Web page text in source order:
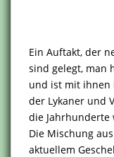
Ein Auftakt, der
sind gelegt, man
und ist mit ihnen
der Lykaner und
die
Die Mischung
aktuellem